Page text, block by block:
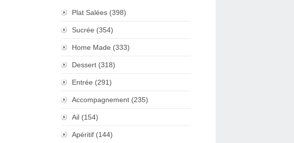
Plat Salées (398)
Sucrée (354)
Home Made (333)
Dessert (318)
Entrée (291)
Accompagnement (235)
Ail (154)
Apéritif (144)